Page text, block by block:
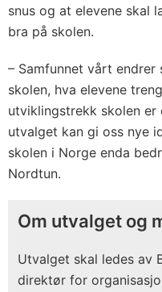
snus og at elevene skal
bra på skolen.
– Samfunnet vårt
skolen, hva elevene
utviklingstrekk skolen
utvalget kan gi oss nye
skolen i Norge enda
Nordtun.
Om utvalget og
Utvalget skal ledes av
direktør for